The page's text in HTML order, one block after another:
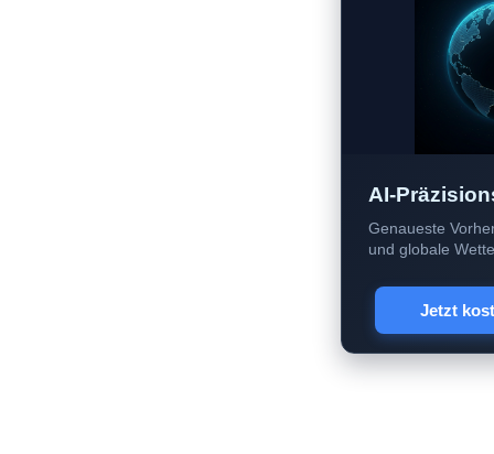
AI-
Genaueste
und globale
Jetzt